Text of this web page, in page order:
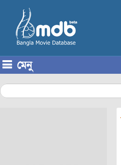
মেনু